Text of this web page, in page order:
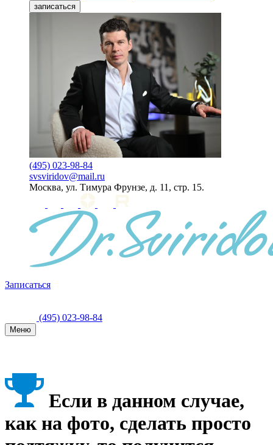
записаться
(495) 023-98-84
svsviridov@mail.ru
Москва, ул. Тимура Фрунзе, д. 11, стр. 15.
Записаться
(495) 023-98-84
Меню
Если в данном случае,
как на фото, сделать просто